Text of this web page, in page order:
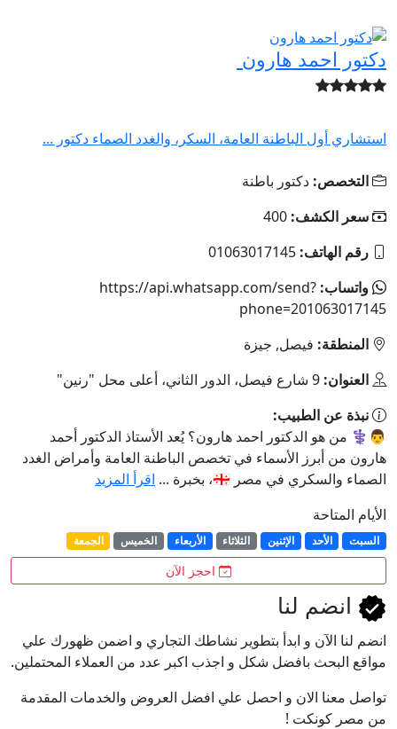
دكتور احمد هارون
استشاري أول الباطنة العامة، السكر، والغدد الصماء دكتور ...
التخصص: دكتور باطنة
سعر الكشف: 400
رقم الهاتف: 01063017145
واتساب: https://api.whatsapp.com/send?
phone=201063017145
المنطقة: فيصل, جيزة
العنوان: 9 شارع فيصل، الدور الثاني، أعلى محل "رنين"
نبذة عن الطبيب:
👨⚕️ من هو الدكتور احمد هارون؟ يُعد الأستاذ الدكتور أحمد
هارون من أبرز الأسماء في تخصص الباطنة العامة وأمراض الغدد
الصماء والسكري في مصر 🇪🇬، بخبرة ...
اقرأ المزيد
الأيام المتاحة
السبت الأحد الإثنين الثلاثاء الأربعاء الخميس الجمعة
احجز الآن
انضم لنا
انضم لنا اﻵن و ابدأ بتطوير نشاطك التجاري و اضمن ظهورك علي
مواقع البحث بافضل شكل و اجذب اكبر عدد من العملاء المحتملين.
تواصل معنا الان و احصل علي افضل العروض والخدمات المقدمة
من مصر كونكت !